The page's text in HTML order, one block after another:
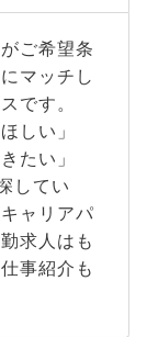
ご希望条
マッチし
です。
しい」
たい」
してい
ャリアパ
求人はも
事紹介も